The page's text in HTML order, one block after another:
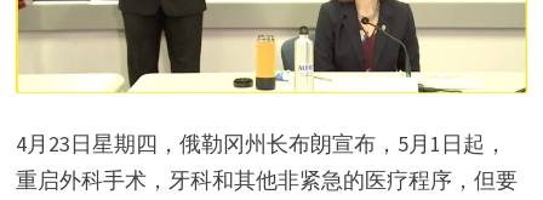
4月23日星期四，俄勒冈州长布朗宣布，5月1日起，
重启外科手术，牙科和其他非紧急的医疗程序，但要